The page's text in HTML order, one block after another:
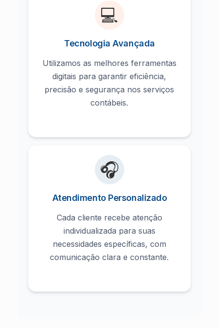
💻
Tecnologia Avançada
Utilizamos as melhores ferramentas
digitais para garantir eficiência,
precisão e segurança nos serviços
contábeis.
🎧
Atendimento Personalizado
Cada cliente recebe atenção
individualizada para suas
necessidades específicas, com
comunicação clara e constante.